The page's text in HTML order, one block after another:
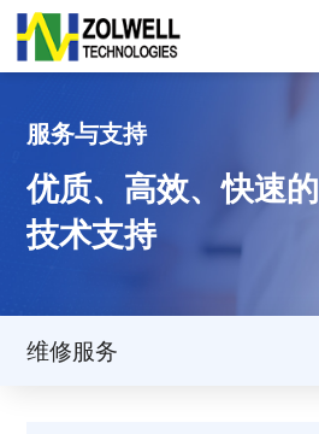
服务与支持
优质、高效、快速的
技术支持
维修服务